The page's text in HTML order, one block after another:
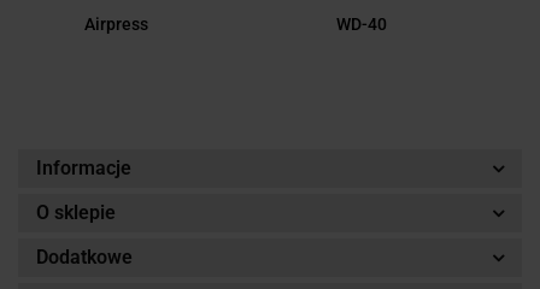
Airpress
WD-40
Informacje
O sklepie
Dodatkowe